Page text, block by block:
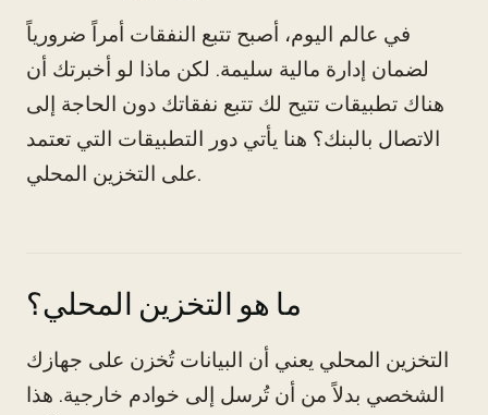
في عالم اليوم، أصبح تتبع النفقات أمراً ضرورياً
لضمان إدارة مالية سليمة. لكن ماذا لو أخبرتك أن
هناك تطبيقات تتيح لك تتبع نفقاتك دون الحاجة إلى
الاتصال بالبنك؟ هنا يأتي دور التطبيقات التي تعتمد
على التخزين المحلي.
ما هو التخزين المحلي؟
التخزين المحلي يعني أن البيانات تُخزن على جهازك
الشخصي بدلاً من أن تُرسل إلى خوادم خارجية. هذا